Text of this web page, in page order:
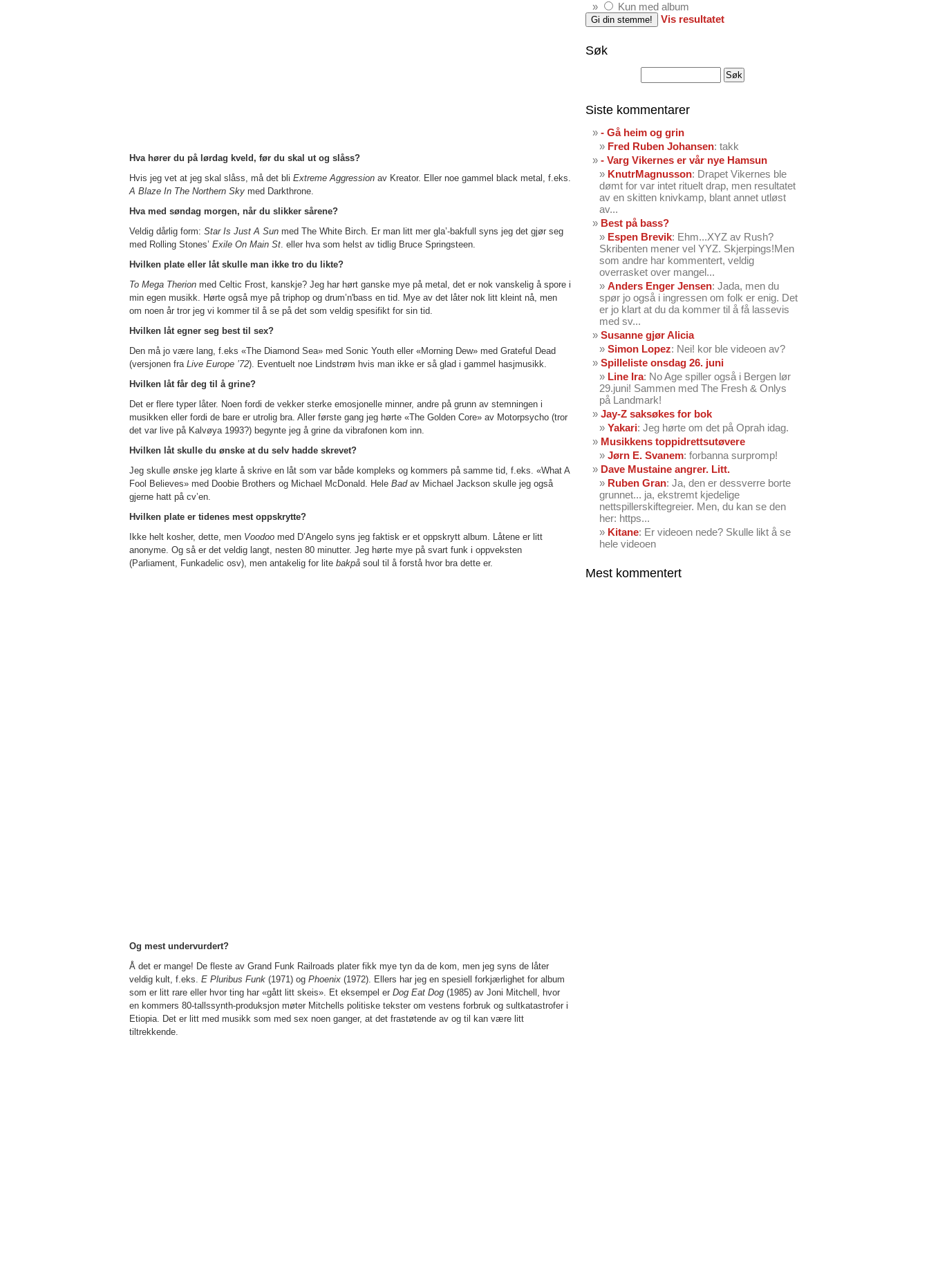
Hva hører du på lørdag kveld, før du skal ut og slåss?
Hvis jeg vet at jeg skal slåss, må det bli Extreme Aggression av Kreator. Eller noe gammel black metal, f.eks.
A Blaze In The Northern Sky med Darkthrone.
Hva med søndag morgen, når du slikker sårene?
Veldig dårlig form: Star Is Just A Sun med The White Birch. Er man litt mer gla’-bakfull syns jeg det gjør seg
med Rolling Stones’ Exile On Main St. eller hva som helst av tidlig Bruce Springsteen.
Hvilken plate eller låt skulle man ikke tro du likte?
To Mega Therion med Celtic Frost, kanskje? Jeg har hørt ganske mye på metal, det er nok vanskelig å spore i
min egen musikk. Hørte også mye på triphop og drum’n'bass en tid. Mye av det låter nok litt kleint nå, men
om noen år tror jeg vi kommer til å se på det som veldig spesifikt for sin tid.
Hvilken låt egner seg best til sex?
Den må jo være lang, f.eks «The Diamond Sea» med Sonic Youth eller «Morning Dew» med Grateful Dead
(versjonen fra Live Europe ’72). Eventuelt noe Lindstrøm hvis man ikke er så glad i gammel hasjmusikk.
Hvilken låt får deg til å grine?
Det er flere typer låter. Noen fordi de vekker sterke emosjonelle minner, andre på grunn av stemningen i
musikken eller fordi de bare er utrolig bra. Aller første gang jeg hørte «The Golden Core» av Motorpsycho (tror
det var live på Kalvøya 1993?) begynte jeg å grine da vibrafonen kom inn.
Hvilken låt skulle du ønske at du selv hadde skrevet?
Jeg skulle ønske jeg klarte å skrive en låt som var både kompleks og kommers på samme tid, f.eks. «What A
Fool Believes» med Doobie Brothers og Michael McDonald. Hele Badav Michael Jackson skulle jeg også
gjerne hatt på cv’en.
Hvilken plate er tidenes mest oppskrytte?
Ikke helt kosher, dette, men Voodoo med D’Angelo syns jeg faktisk er et oppskrytt album. Låtene er litt
anonyme. Og så er det veldig langt, nesten 80 minutter. Jeg hørte mye på svart funk i oppveksten
(Parliament, Funkadelic osv), men antakelig for lite bakpå soul til å forstå hvor bra dette er.
Og mest undervurdert?
Å det er mange! De fleste av Grand Funk Railroads plater fikk mye tyn da de kom, men jeg syns de låter
veldig kult, f.eks. E Pluribus Funk (1971) og Phoenix (1972). Ellers har jeg en spesiell forkjærlighet for album
som er litt rare eller hvor ting har «gått litt skeis». Et eksempel er Dog Eat Dog (1985) av Joni Mitchell, hvor
en kommers 80-tallssynth-produksjon møter Mitchells politiske tekster om vestens forbruk og sultkatastrofer i
Etiopia. Det er litt med musikk som med sex noen ganger, at det frastøtende av og til kan være litt
tiltrekkende.
Kun med album
Vis resultatet
Søk
Siste kommentarer
- Gå heim og grin
Fred Ruben Johansen: takk
- Varg Vikernes er vår nye Hamsun
KnutrMagnusson: Drapet Vikernes ble
dømt for var intet rituelt drap, men resultatet
av en skitten knivkamp, blant annet utløst
av...
Best på bass?
Espen Brevik: Ehm...XYZ av Rush?
Skribenten mener vel YYZ. Skjerpings!Men
som andre har kommentert, veldig
overrasket over mangel...
Anders Enger Jensen: Jada, men du
spør jo også i ingressen om folk er enig. Det
er jo klart at du da kommer til å få lassevis
med sv...
Susanne gjør Alicia
Simon Lopez: Nei! kor ble videoen av?
Spilleliste onsdag 26. juni
Line Ira: No Age spiller også i Bergen lør
29.juni! Sammen med The Fresh & Onlys
på Landmark!
Jay-Z saksøkes for bok
Yakari: Jeg hørte om det på Oprah idag.
Musikkens toppidrettsutøvere
Jørn E. Svanem: forbanna surpromp!
Dave Mustaine angrer. Litt.
Ruben Gran: Ja, den er dessverre borte
grunnet... ja, ekstremt kjedelige
nettspillerskiftegreier. Men, du kan se den
her: https...
Kitane: Er videoen nede? Skulle likt å se
hele videoen
Mest kommentert